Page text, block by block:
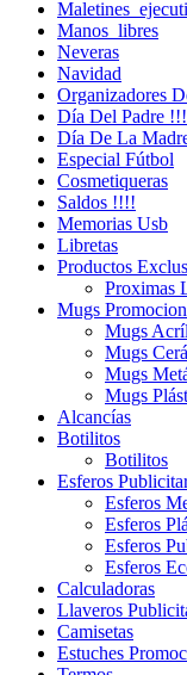
Manos_libres
Neveras
Navidad
Organizadores
Día Del Padre
Día De La
Especial Fútbol
Cosmetiqueras
Saldos !!!!
Memorias Usb
Libretas
Productos
Proximas
Mugs
Mugs
Mugs
Mugs
Mugs
Alcancías
Botilitos
Botilitos
Esferos
Esferos
Esferos
Esferos
Esferos
Calculadoras
Llaveros
Camisetas
Estuches